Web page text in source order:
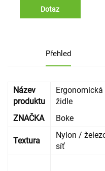
Dotaz
Přehled
Název
produktu
Ergonomická
židle
ZNAČKA Boke
Textura
Nylon /
síť